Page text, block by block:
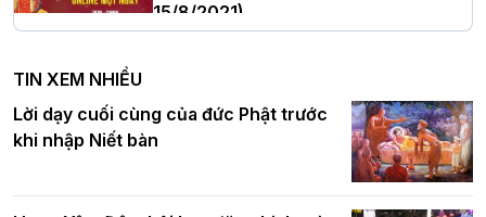
Hà Nội: Tăng Ni Trường hạ Bồ Đề trang
nghiêm tác pháp Tiền an cư PL.2570 –
DL.2026
chúc mừng Phật đản BTS GHPGVN TP.
15/8/2021)
Ban Hoằng pháp TƯ tổ chức Khóa tu
Báo hiếu Online một ngày (Sáng
15/8/2021)
TIN XEM NHIỀU
Lời dạy cuối cùng của đức Phật trước
khi nhập Niết bàn